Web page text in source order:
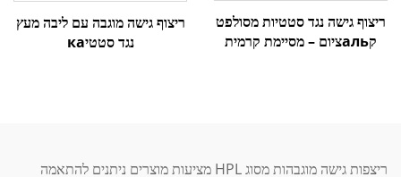
ריצוף גישה נגד סטטיות מסולפט
קальציום – מסיימת קרמית
ריצוף גישה מוגבה עם ליבה מעץ
נגד סטטיка
ריצפות גישה מוגבהות מסוג HPL מציעות מוצרים ניתנים להתאמה